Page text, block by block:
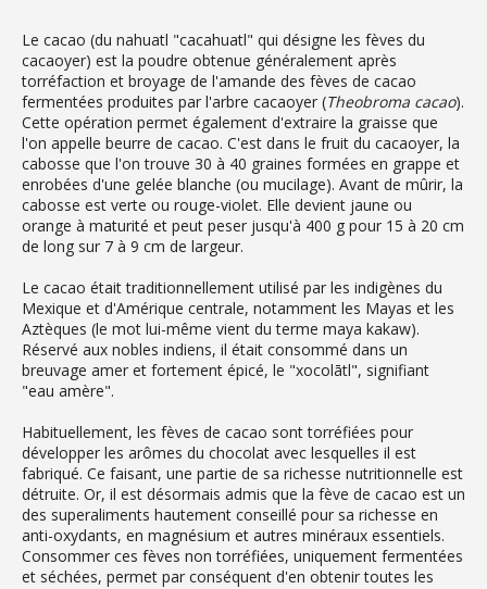
Le cacao (du nahuatl "cacahuatl" qui désigne les fèves du
cacaoyer) est la poudre obtenue généralement après
torréfaction et broyage de l'amande des fèves de cacao
fermentées produites par l'arbre cacaoyer (Theobroma cacao).
Cette opération permet également d'extraire la graisse que
l'on appelle beurre de cacao. C'est dans le fruit du cacaoyer, la
cabosse que l'on trouve 30 à 40 graines formées en grappe et
enrobées d'une gelée blanche (ou mucilage). Avant de mûrir, la
cabosse est verte ou rouge-violet. Elle devient jaune ou
orange à maturité et peut peser jusqu'à 400 g pour 15 à 20 cm
de long sur 7 à 9 cm de largeur.
Le cacao était traditionnellement utilisé par les indigènes du
Mexique et d'Amérique centrale, notamment les Mayas et les
Aztèques (le mot lui-même vient du terme maya kakaw).
Réservé aux nobles indiens, il était consommé dans un
breuvage amer et fortement épicé, le "xocolātl", signifiant
"eau amère".
Habituellement, les fèves de cacao sont torréfiées pour
développer les arômes du chocolat avec lesquelles il est
fabriqué. Ce faisant, une partie de sa richesse nutritionnelle est
détruite. Or, il est désormais admis que la fève de cacao est un
des superaliments hautement conseillé pour sa richesse en
anti-oxydants, en magnésium et autres minéraux essentiels.
Consommer ces fèves non torréfiées, uniquement fermentées
et séchées, permet par conséquent d'en obtenir toutes les